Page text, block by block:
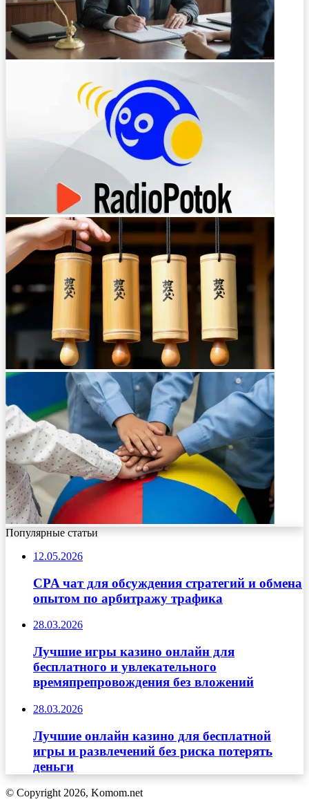
Популярные статьи
12.05.2026
CPA чат для обсуждения стратегий и обмена
опытом по арбитражу трафика
28.03.2026
Лучшие игры казино онлайн для
бесплатного и увлекательного
времяпрепровождения без вложений
28.03.2026
Лучшие онлайн казино для бесплатной
игры и развлечений без риска потерять
деньги
© Copyright 2026, Komom.net